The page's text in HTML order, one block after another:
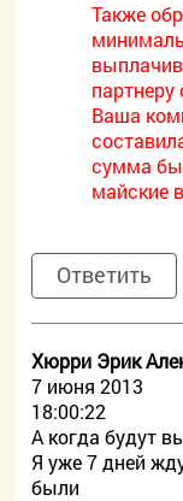
Также
партнеру
Ваша
сумма
майские
Ответить
Хюрри Эрик
7 июня 2013
18:00:22
А когда будут
Я уже 7 дней
были